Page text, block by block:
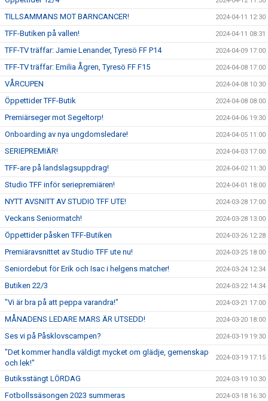
TILLSAMMANS MOT BARNCANCER! 2024-04-11 12:30
TFF-Butiken på vallen! 2024-04-11 08:31
TFF-TV träffar: Jamie Lenander, Tyresö FF P14 2024-04-09 17:00
TFF-TV träffar: Emilia Ågren, Tyresö FF F15 2024-04-08 17:00
VÅRCUPEN 2024-04-08 10:30
Öppettider TFF-Butik 2024-04-08 08:00
Premiärseger mot Segeltorp! 2024-04-06 19:30
Onboarding av nya ungdomsledare! 2024-04-05 11:00
SERIEPREMIÄR! 2024-04-03 17:00
TFF-are på landslagsuppdrag! 2024-04-02 11:30
Studio TFF inför seriepremiären! 2024-04-01 18:00
NYTT AVSNITT AV STUDIO TFF UTE! 2024-03-28 17:00
Veckans Seniormatch! 2024-03-28 13:00
Öppettider påsken TFF-Butiken 2024-03-26 12:28
Premiäravsnittet av Studio TFF ute nu! 2024-03-25 18:00
Seniordebut för Erik och Isac i helgens matcher! 2024-03-24 12:34
Butiken 22/3 2024-03-22 14:34
"Vi är bra på att peppa varandra!" 2024-03-21 17:00
MÅNADENS LEDARE MARS ÄR UTSEDD! 2024-03-20 18:00
Ses vi på Påsklovscampen? 2024-03-19 19:30
"Det kommer handla väldigt mycket om glädje, gemenskap
och lek!"
2024-03-19 17:15
Butiksstängt LÖRDAG 2024-03-19 10:30
Fotbollssäsongen 2023 summeras 2024-03-18 16:30